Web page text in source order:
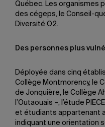
Québec. Les organismes
des cégeps, le Conseil-
Diversité O2.
Des personnes plus
Déployée dans cinq
Collège Montmorency, le
de Jonquière, le Collège
l’Outaouais –, l’étude
et étudiants appartenant
indiquant une orientation